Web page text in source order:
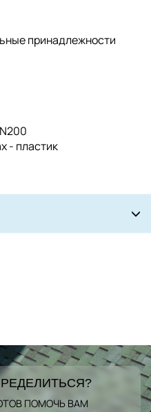
принадлежности
- пластик
ПОМОЧЬ ВАМ